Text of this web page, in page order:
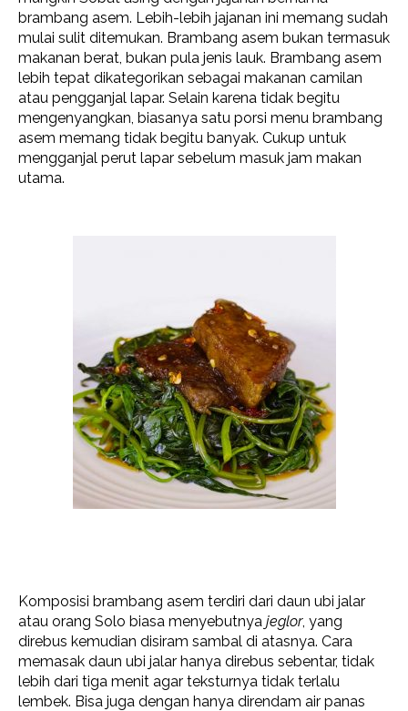
brambang asem. Lebih-lebih jajanan ini memang sudah
mulai sulit ditemukan. Brambang asem bukan termasuk
makanan berat, bukan pula jenis lauk. Brambang asem
lebih tepat dikategorikan sebagai makanan camilan
atau pengganjal lapar. Selain karena tidak begitu
mengenyangkan, biasanya satu porsi menu brambang
asem memang tidak begitu banyak. Cukup untuk
mengganjal perut lapar sebelum masuk jam makan
utama.
Komposisi brambang asem terdiri dari daun ubi jalar
atau orang Solo biasa menyebutnya jeglor, yang
direbus kemudian disiram sambal di atasnya. Cara
memasak daun ubi jalar hanya direbus sebentar, tidak
lebih dari tiga menit agar teksturnya tidak terlalu
lembek. Bisa juga dengan hanya direndam air panas